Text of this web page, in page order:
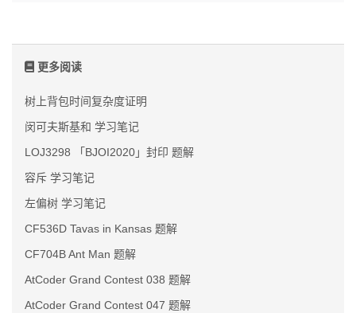
更多阅读
树上背包时间复杂度证明
闵可夫斯基和 学习笔记
LOJ3298 「BJOI2020」封印 题解
容斥 学习笔记
左偏树 学习笔记
CF536D Tavas in Kansas 题解
CF704B Ant Man 题解
AtCoder Grand Contest 038 题解
AtCoder Grand Contest 047 题解